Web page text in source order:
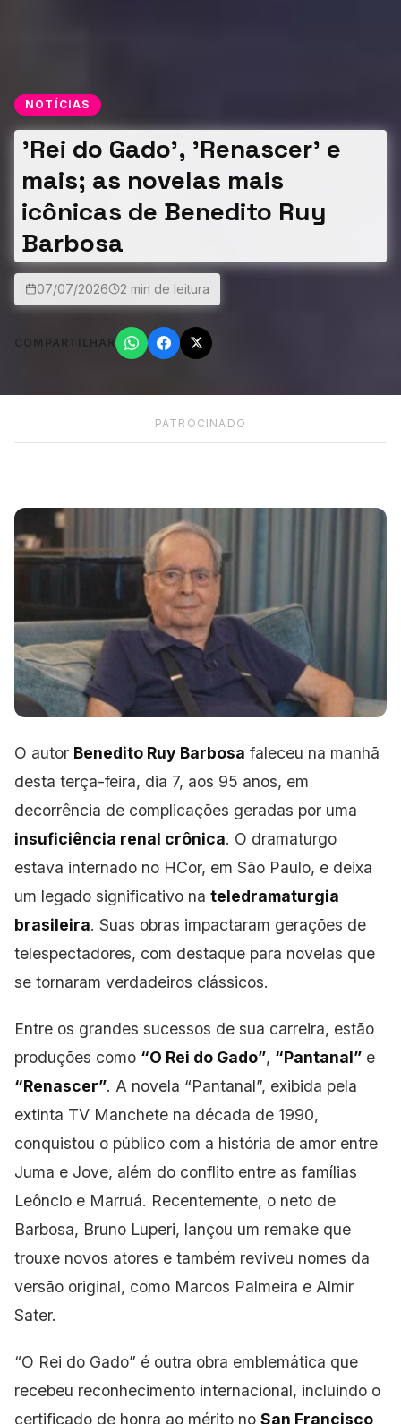
NOTÍCIAS
'Rei do Gado', 'Renascer' e
mais; as novelas mais
icônicas de Benedito Ruy
Barbosa
07/07/2026 2 min de leitura
COMPARTILHAR
PATROCINADO
O autor Benedito Ruy Barbosa faleceu na manhã
desta terça-feira, dia 7, aos 95 anos, em
decorrência de complicações geradas por uma
insuficiência renal crônica. O dramaturgo
estava internado no HCor, em São Paulo, e deixa
um legado significativo na teledramaturgia
brasileira. Suas obras impactaram gerações de
telespectadores, com destaque para novelas que
se tornaram verdadeiros clássicos.
Entre os grandes sucessos de sua carreira, estão
produções como “O Rei do Gado”, “Pantanal” e
“Renascer”. A novela “Pantanal”, exibida pela
extinta TV Manchete na década de 1990,
conquistou o público com a história de amor entre
Juma e Jove, além do conflito entre as famílias
Leôncio e Marruá. Recentemente, o neto de
Barbosa, Bruno Luperi, lançou um remake que
trouxe novos atores e também reviveu nomes da
versão original, como Marcos Palmeira e Almir
Sater.
“O Rei do Gado” é outra obra emblemática que
recebeu reconhecimento internacional, incluindo o
certificado de honra ao mérito no San Francisco